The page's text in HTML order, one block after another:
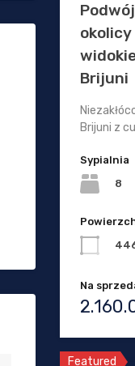
okolicy
Brijuni
Brijuni z
Sypialnia
8
Na
Featured